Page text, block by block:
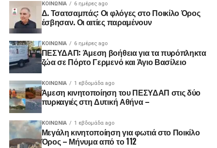
ΚΟΙΝΩΝΊΑ 6 ημέρες ago
Δ. Τσατσαμπάς: Οι φλόγες στο Ποικίλο Όρος
έσβησαν. Οι αιτίες παραμένουν
ΚΟΙΝΩΝΊΑ 6 ημέρες ago
ΠΕΣΥΔΑΠ: Άμεση βοήθεια για τα πυρόπληκτα
ζώα σε Πόρτο Γερμενό και Άγιο Βασίλειο
ΚΟΙΝΩΝΊΑ 1 εβδομάδα ago
Άμεση κινητοποίηση του ΠΕΣΥΔΑΠ στις δύο
πυρκαγιές στη Δυτική Αθήνα –
ΚΟΙΝΩΝΊΑ 1 εβδομάδα ago
Μεγάλη κινητοποίηση για φωτιά στο Ποικίλο
Όρος – Μήνυμα από το 112